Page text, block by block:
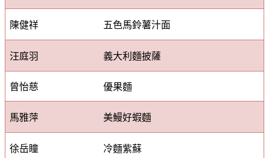
陳健祥 五色馬鈴薯汁面
汪庭羽 義大利麵披薩
曾怡慈 優果麵
馬雅萍 美鰻好蝦麵
徐岳瞳 冷麵紫蘇